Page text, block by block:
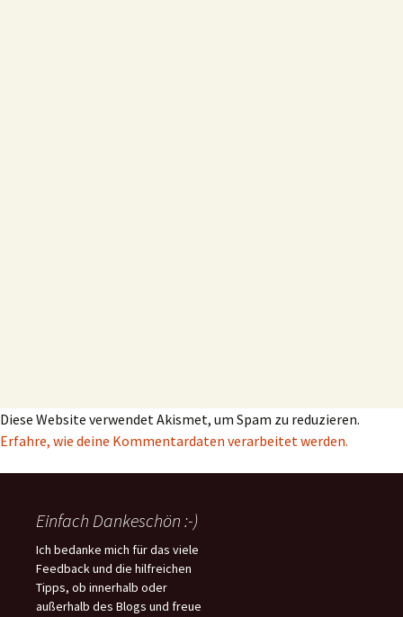
Diese Website verwendet Akismet, um Spam zu reduzieren.
Erfahre, wie deine Kommentardaten verarbeitet werden.
Einfach Dankeschön :-)
Ich bedanke mich für das viele
Feedback und die hilfreichen
Tipps, ob innerhalb oder
außerhalb des Blogs und freue